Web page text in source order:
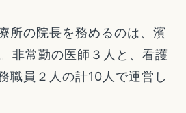
所の院長を務めるのは、濱
非常勤の医師３人と、看護
職員２人の計10人で運営し